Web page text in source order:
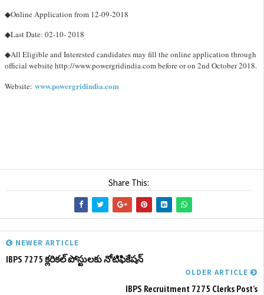
◆Online Application from 12-09-2018
◆Last Date: 02-10- 2018
◆All Eligible and Interested candidates may fill the online application through
official website http://www.powergridindia.com before or on 2nd October 2018.
Website: www.powergridindia.com
Share This:
NEWER ARTICLE
IBPS 7275 క్లరికల్ పోస్టులకు నోటిఫికేషన్
OLDER ARTICLE
IBPS Recruitment 7275 Clerks Post's